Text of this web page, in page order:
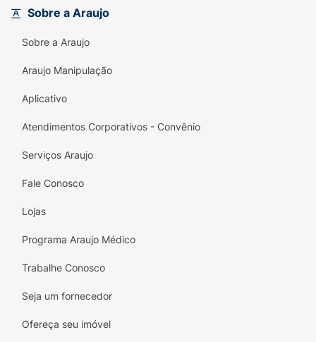
Sobre a Araujo
Sobre a Araujo
Araujo Manipulação
Aplicativo
Atendimentos Corporativos - Convênio
Serviços Araujo
Fale Conosco
Lojas
Programa Araujo Médico
Trabalhe Conosco
Seja um fornecedor
Ofereça seu imóvel